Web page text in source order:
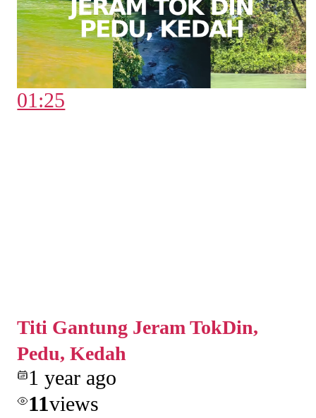
01:25
Titi Gantung Jeram TokDin,
Pedu, Kedah
1 year ago
11views